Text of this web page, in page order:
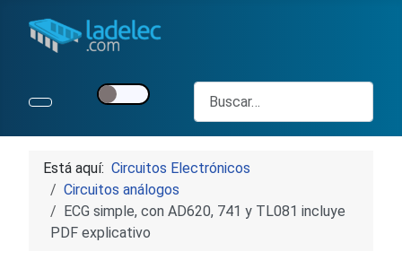
Buscar
Está aquí: Circuitos Electrónicos
Circuitos análogos
ECG simple, con AD620, 741 y TL081 incluye
PDF explicativo